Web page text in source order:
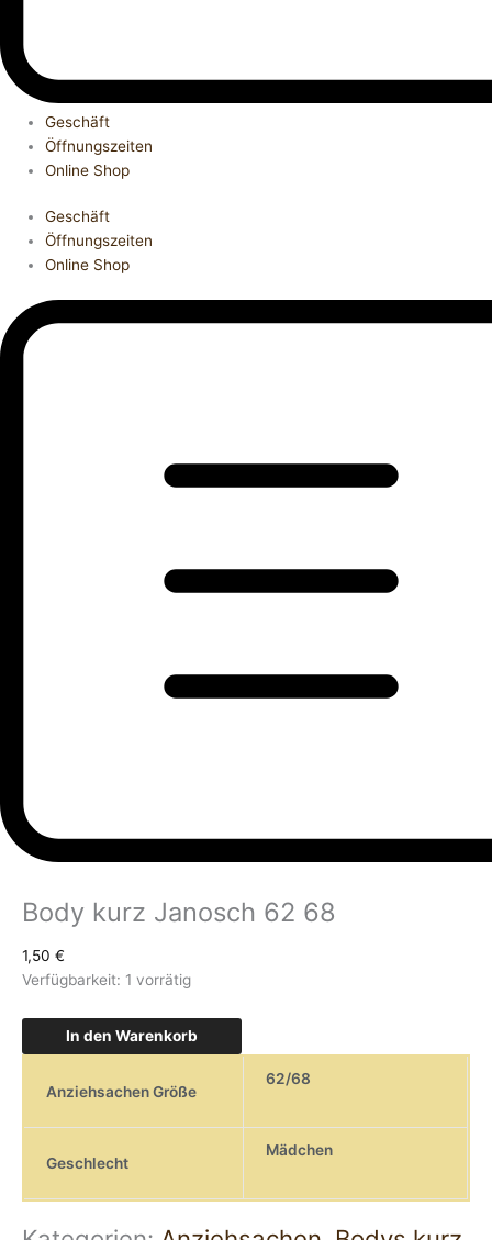
Geschäft
Öffnungszeiten
Online Shop
Geschäft
Öffnungszeiten
Online Shop
Body kurz Janosch 62 68
1,50 €
Verfügbarkeit: 1 vorrätig
In den Warenkorb
Anziehsachen Größe
62/68
Geschlecht
Mädchen